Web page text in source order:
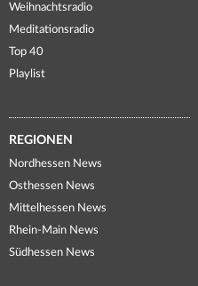
Weihnachtsradio
Meditationsradio
Top 40
Playlist
REGIONEN
Nordhessen News
Osthessen News
Mittelhessen News
Rhein-Main News
Südhessen News